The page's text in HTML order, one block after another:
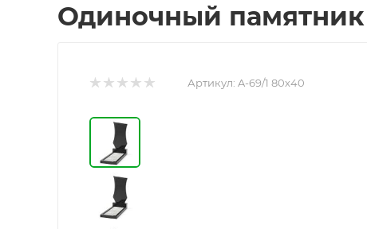
Одиночный
Артикул: A-69/1 80х40